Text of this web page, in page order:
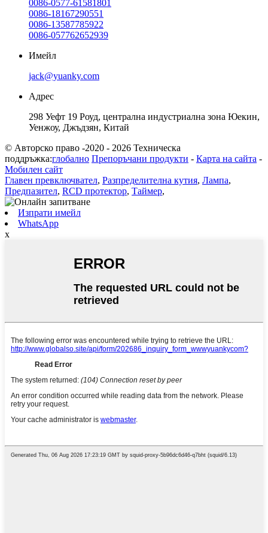
0086-0577-61581801
0086-18167290551
0086-13587785922
0086-057762652939
Имейл
jack@yuanky.com
Адрес
298 Уефт 19 Роуд, централна индустриална зона Юекин,
Уенжоу, Джъдзян, Китай
© Авторско право -2020 - 2026 Техническа
поддръжка:глобално Препоръчани продукти - Карта на сайта -
Мобилен сайт
Главен превключвател, Разпределителна кутия, Лампа,
Предпазител, RCD протектор, Таймер,
Изпрати имейл
WhatsApp
x